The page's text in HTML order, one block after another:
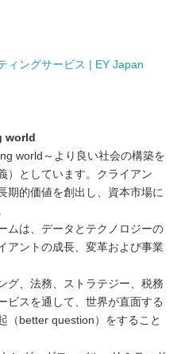
ィングサービス | EY Japan
world
world～より良い社会の構築を
）としています。クライアン
期的価値を創出し、資本市場に
ムは、データとテクノロジーの
アントの成長、変革および事業
グ、法務、ストラテジー、税務
ビスを通して、世界が直面する
（better question）をすること